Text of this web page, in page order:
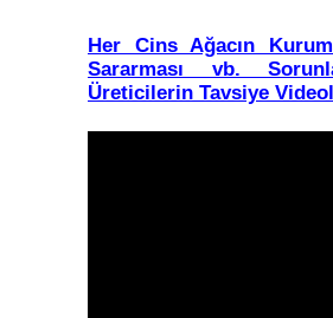
Her Cins Ağacın
Sararması vb.
Üreticilerin Tavsiye